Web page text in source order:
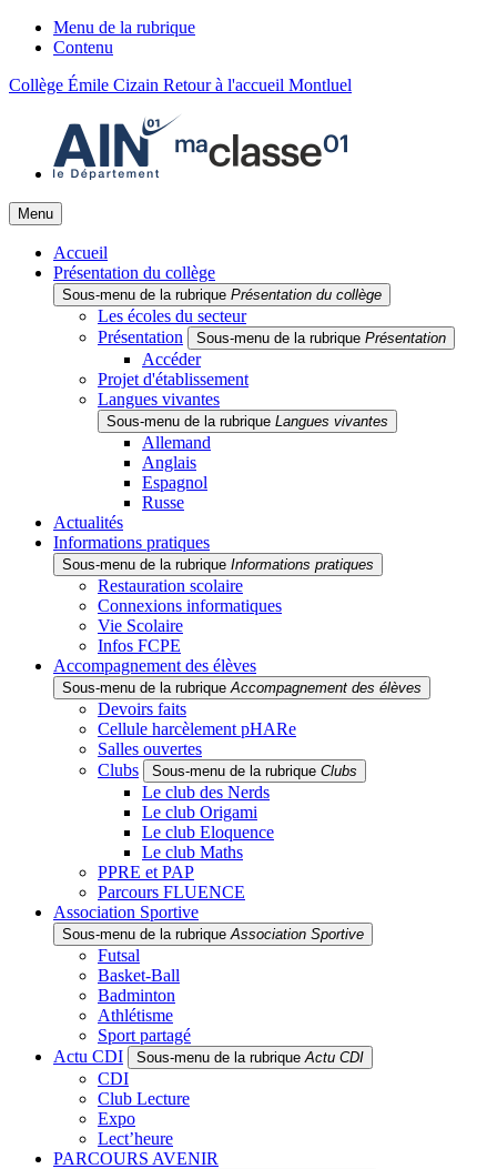
Menu de la rubrique
Contenu
Collège Émile Cizain Retour à l'accueil Montluel
Menu
Accueil
Présentation du collège
Sous-menu de la rubrique Présentation du collège
Les écoles du secteur
Présentation
Sous-menu de la rubrique Présentation
Accéder
Projet d'établissement
Langues vivantes
Sous-menu de la rubrique Langues vivantes
Allemand
Anglais
Espagnol
Russe
Actualités
Informations pratiques
Sous-menu de la rubrique Informations pratiques
Restauration scolaire
Connexions informatiques
Vie Scolaire
Infos FCPE
Accompagnement des élèves
Sous-menu de la rubriqueAccompagnement des élèves
Devoirs faits
Cellule harcèlement pHARe
Salles ouvertes
Clubs
Sous-menu de la rubrique Clubs
Le club des Nerds
Le club Origami
Le club Eloquence
Le club Maths
PPRE et PAP
Parcours FLUENCE
Association Sportive
Sous-menu de la rubriqueAssociation Sportive
Futsal
Basket-Ball
Badminton
Athlétisme
Sport partagé
Actu CDI
Sous-menu de la rubriqueActu CDI
CDI
Club Lecture
Expo
Lect’heure
PARCOURS AVENIR